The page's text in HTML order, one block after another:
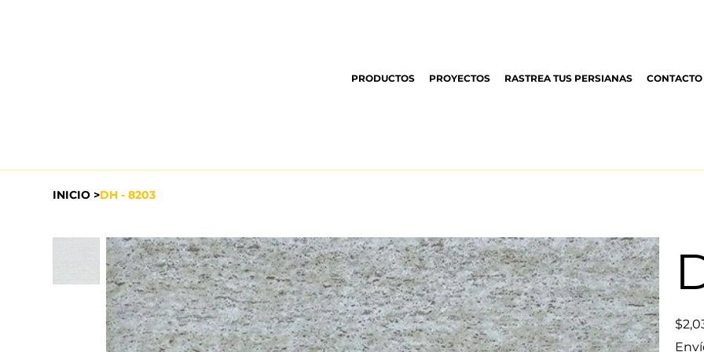
PRODUCTOS PROYECTOS RASTREA TUS PERSIANAS CONTACTO
INICIO >DH - 8203
Precio
original